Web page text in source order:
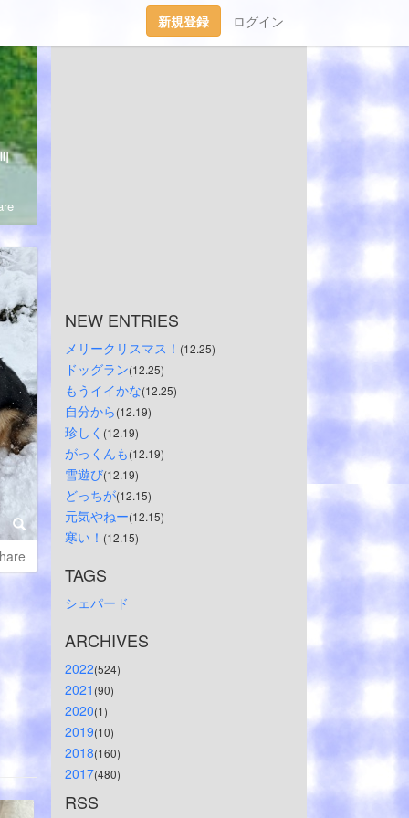
新規登録 ログイン
NEW ENTRIES
メリークリスマス！ (12.25)
ドッグラン(12.25)
もうイイかな(12.25)
自分から(12.19)
珍しく (12.19)
がっくんも(12.19)
雪遊び(12.19)
どっちが(12.15)
元気やねー(12.15)
寒い！ (12.15)
TAGS
シェパード
ARCHIVES
2022(524)
2021 (90)
2020(1)
2019(10)
2018(160)
2017(480)
RSS